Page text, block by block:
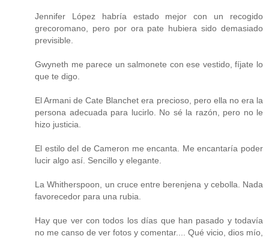
Jennifer López habría estado mejor con un recogido
grecoromano, pero por ora pate hubiera sido demasiado
previsible.
Gwyneth me parece un salmonete con ese vestido, fíjate lo
que te digo.
El Armani de Cate Blanchet era precioso, pero ella no era la
persona adecuada para lucirlo. No sé la razón, pero no le
hizo justicia.
El estilo del de Cameron me encanta. Me encantaría poder
lucir algo así. Sencillo y elegante.
La Whitherspoon, un cruce entre berenjena y cebolla. Nada
favorecedor para una rubia.
Hay que ver con todos los días que han pasado y todavía
no me canso de ver fotos y comentar.... Qué vicio, dios mío,